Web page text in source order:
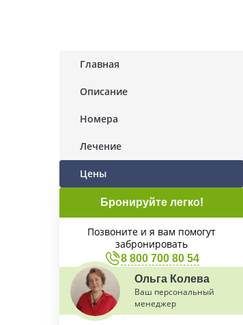
Главная
Описание
Номера
Лечение
Цены
Бронируйте легко!
Позвоните и я вам помогут
забронировать
8 800 700 80 54
Ольга Колева
Ваш персональный
менеджер